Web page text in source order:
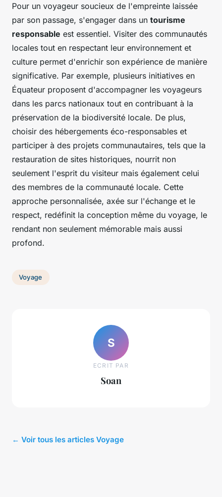
Pour un voyageur soucieux de l'empreinte laissée
par son passage, s'engager dans un tourisme
responsable est essentiel. Visiter des communautés
locales tout en respectant leur environnement et
culture permet d'enrichir son expérience de manière
significative. Par exemple, plusieurs initiatives en
Équateur proposent d'accompagner les voyageurs
dans les parcs nationaux tout en contribuant à la
préservation de la biodiversité locale. De plus,
choisir des hébergements éco-responsables et
participer à des projets communautaires, tels que la
restauration de sites historiques, nourrit non
seulement l'esprit du visiteur mais également celui
des membres de la communauté locale. Cette
approche personnalisée, axée sur l'échange et le
respect, redéfinit la conception même du voyage, le
rendant non seulement mémorable mais aussi
profond.
Voyage
S
ECRIT PAR
Soan
← Voir tous les articles Voyage